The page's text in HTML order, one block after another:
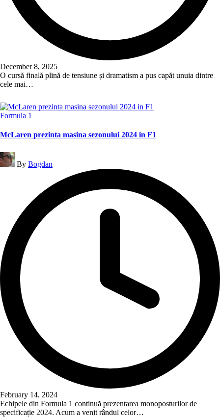
December 8, 2025
O cursă finală plină de tensiune și dramatism a pus capăt unuia dintre
cele mai…
Posted
Formula 1
McLaren prezinta masina sezonului 2024 in F1
Posted
by
By Bogdan
February 14, 2024
Echipele din Formula 1 continuă prezentarea monoposturilor de
specificație 2024. Acum a venit rândul celor…